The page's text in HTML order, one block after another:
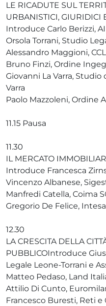
LE RICADUTE SUL
URBANISTICI, GIURIDICI
Introduce Carlo Berizzi,
Orsola Torrani, Studio
Alessandro Maggioni,
Bruno Finzi, Ordine
Giovanni La Varra,
Varra
Paolo Mazzoleni, Ordine
11.15 Pausa
11.30
IL MERCATO
Introduce Francesca
Vincenzo Albanese,
Manfredi Catella, Coima
Gregorio De Felice,
12.30
LA CRESCITA DELLA
PUBBLICOIntroduce
Legale Leone-Torrani e
Matteo Pedaso, Land
Attilio Di Cunto,
Francesco Buresti, Reti e